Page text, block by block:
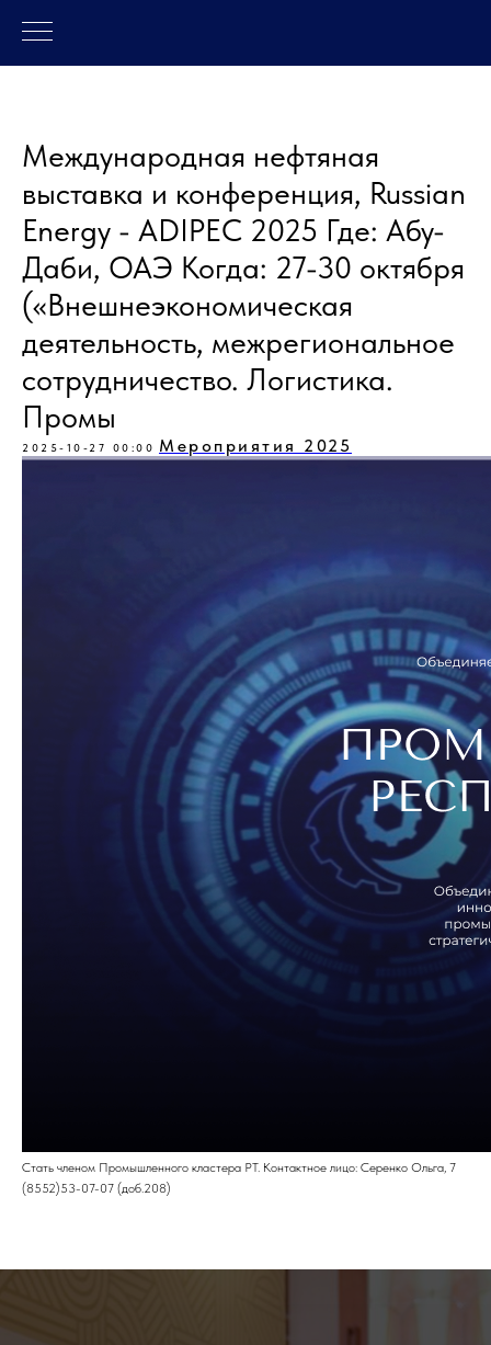
Международная нефтяная
выставка и конференция, Russian
Energy - ADIPEC 2025 Где: Абу-
Даби, ОАЭ Когда: 27-30 октября
(«Внешнеэкономическая
деятельность, межрегиональное
сотрудничество. Логистика.
Промы
2025-10-27 00:00 Мероприятия 2025
Стать членом Промышленного кластера РТ. Контактное лицо: Серенко Ольга, 7
(8552)53-07-07 (доб.208)